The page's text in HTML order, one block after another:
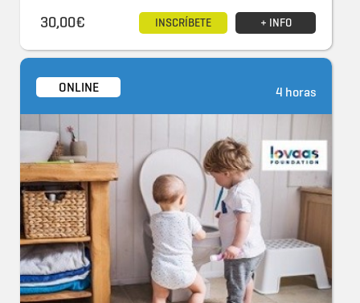
30,00€ + INFO
INSCRÍBETE
4 horas
ONLINE